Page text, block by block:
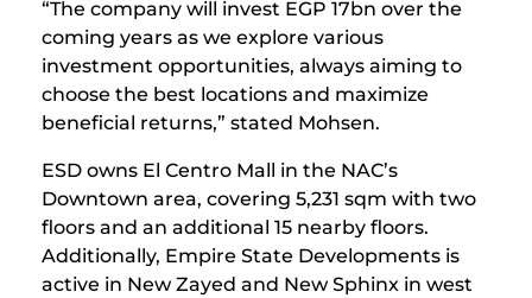
“The company will invest EGP 17bn over the
coming years as we explore various
investment opportunities, always aiming to
choose the best locations and maximize
beneficial returns,” stated Mohsen.
ESD owns El Centro Mall in the NAC’s
Downtown area, covering 5,231 sqm with two
floors and an additional 15 nearby floors.
Additionally, Empire State Developments is
active in New Zayed and New Sphinx in west